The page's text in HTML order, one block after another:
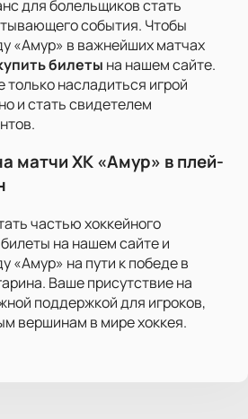
для болельщиков стать
события. Чтобы
«Амур» в важнейших матчах
билеты на нашем сайте.
только насладиться игрой
и стать свидетелем
матчи ХК «Амур» в плей-
частью хоккейного
на нашем сайте и
«Амур» на пути к победе в
Ваше присутствие на
поддержкой для игроков,
вершинам в мире хоккея.